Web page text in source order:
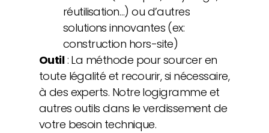
réutilisation…) ou d’autres
solutions innovantes (ex:
construction hors-site)
Outil: La méthode pour sourcer en
toute légalité et recourir, si nécessaire,
à des experts. Notre logigramme et
autres outils dans le verdissement de
votre besoin technique.